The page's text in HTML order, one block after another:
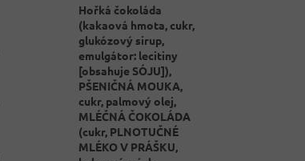
Hořká čokoláda
(kakaová hmota, cukr,
glukózový sirup,
emulgátor: lecitiny
[obsahuje SÓJU]),
PŠENIČNÁ MOUKA,
cukr, palmový olej,
MLÉČNÁ ČOKOLÁDA
(cukr, PLNOTUČNÉ
MLÉKO V PRÁŠKU,